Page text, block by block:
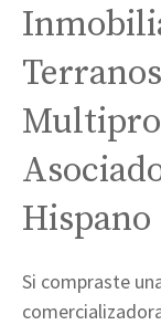
Si compraste